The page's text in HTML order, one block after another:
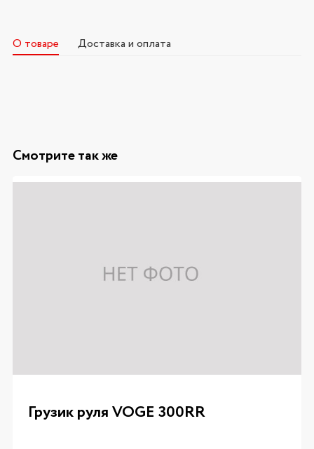
О товаре Доставка и оплата
Смотрите так же
Грузик руля VOGE 300RR